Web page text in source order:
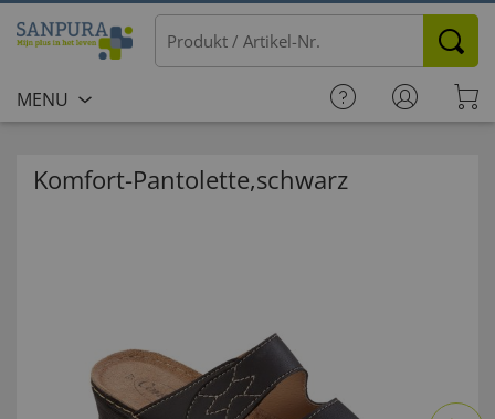
MENU
Komfort-Pantolette,schwarz